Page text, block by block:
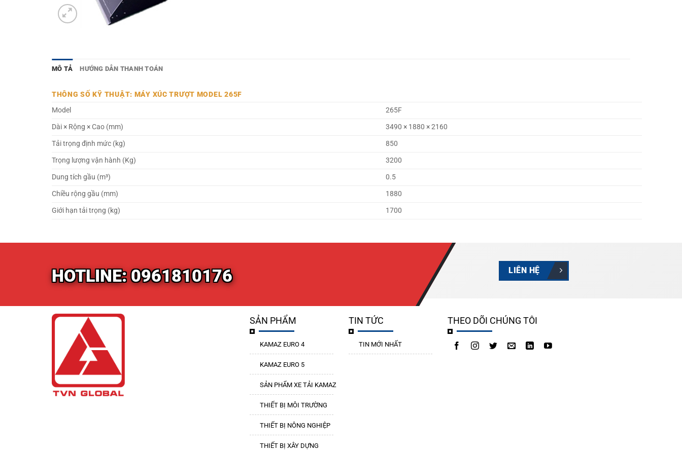
MÔ TẢ HƯỚNG DẪN THANH TOÁN
THÔNG SỐ KỸ THUẬT: MÁY XÚC TRƯỢT MODEL 265F
Model
265F
Dài × Rộng × Cao (mm)
3490 × 1880 × 2160
Tải trọng định mức (kg)
850
Trọng lượng vận hành (Kg)
3200
Dung tích gầu (m³)
0.5
Chiều rộng gầu (mm)
1880
Giới hạn tải trọng (kg)
1700
HOTLINE: 0961810176 LIÊN HỆ
SẢN PHẨM
KAMAZ EURO 4
KAMAZ EURO 5
SẢN PHẨM XE TẢI KAMAZ
THIẾT BỊ MÔI TRƯỜNG
THIẾT BỊ NÔNG NGHIỆP
THIẾT BỊ XÂY DỰNG
TIN TỨC
TIN MỚI NHẤT
THEO DÕI CHÚNG TÔI